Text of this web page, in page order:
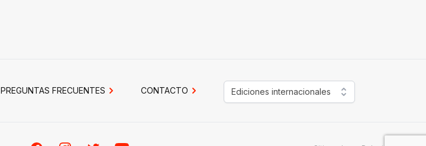
PREGUNTAS FRECUENTES CONTACTO Ediciones internacionales